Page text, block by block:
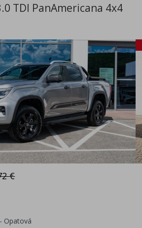
TDI PanAmericana 4x4
€
Opatová